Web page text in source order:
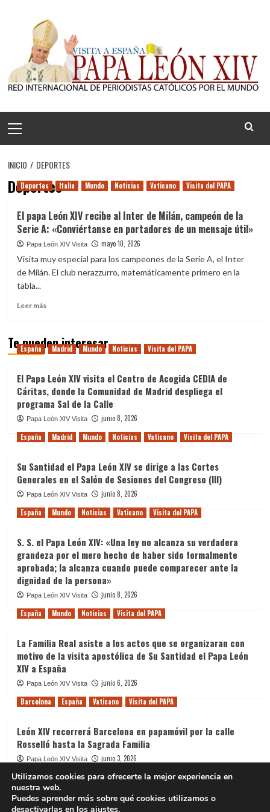
contenido
principal
INICIO DEPORTES
Deportes
Deportes Italia Mundo Noticias Vaticano Visita del PAPA
El papa León XIV recibe al Inter de Milán, campeón de la
Serie A: «Conviértanse en portadores de un mensaje útil»
Papa León XIV Visita mayo 10, 2026
Visita muy especial para los campeones de la Serie A, el Inter
de Milán. El club nerazzurro, matemáticamente primero en la
tabla...
Leer másLeer
El
papa
recibe
al
Inter
de
campeón
la
Serie
«Conviértanse
en
un
mensaje
útil»
Te pueden interesar
España Madrid Mundo Noticias Visita del PAPA
El Papa León XIV visita el Centro de Acogida CEDIA de
Cáritas, donde la Comunidad de Madrid despliega el
programa Sal de la Calle
Papa León XIV Visita
junio 8, 2026
España
Madrid Mundo Noticias Vaticano Visita del PAPA
Su Santidad el Papa León XIV se dirige a las Cortes
Generales en el Salón de Sesiones del Congreso (III)
Papa León XIV Visita
junio 8, 2026
España
Mundo Noticias Vaticano Visita del PAPA
S. S. el Papa León XIV: «Una ley no alcanza su verdadera
grandeza por el mero hecho de haber sido formalmente
aprobada; la alcanza cuando puede comparecer ante la
dignidad de la persona»
Papa León XIV Visita
junio 8, 2026
España
Mundo Noticias Visita del PAPA
​La Familia Real asiste a los actos que se organizaran con
motivo de la visita apostólica de Su Santidad el Papa León
XIV a España
Papa León XIV Visita
junio 6, 2026
Barcelona
España Vaticano Visita del PAPA
León XIV recorrerá Barcelona en papamóvil por la calle
Rosselló hasta la Sagrada Familia
Papa León XIV Visita junio 3, 2026
Utilizamos cookies para ofrecerte la mejor experiencia en
nuestra web.
Puedes aprender más sobre qué cookies utilizamos o
desactivarlas en los ajustes.